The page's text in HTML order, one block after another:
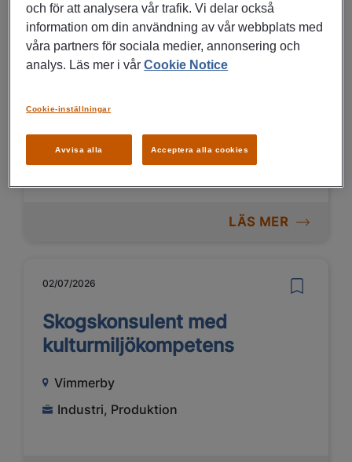
03/07/2026
Hälso-, sjukvård, Omsorg
LÄS MER
02/07/2026
Skogskonsulent med
kulturmiljökompetens
Vimmerby
Industri, Produktion
och för att analysera vår trafik. Vi delar också
information om din användning av vår webbplats med
våra partners för sociala medier, annonsering och
analys. Läs mer i vårCookie Notice
Avvisa alla Acceptera alla cookies
Cookie-inställningar